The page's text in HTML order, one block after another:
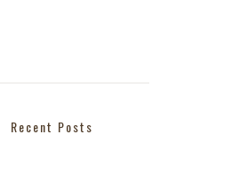
Recent Posts